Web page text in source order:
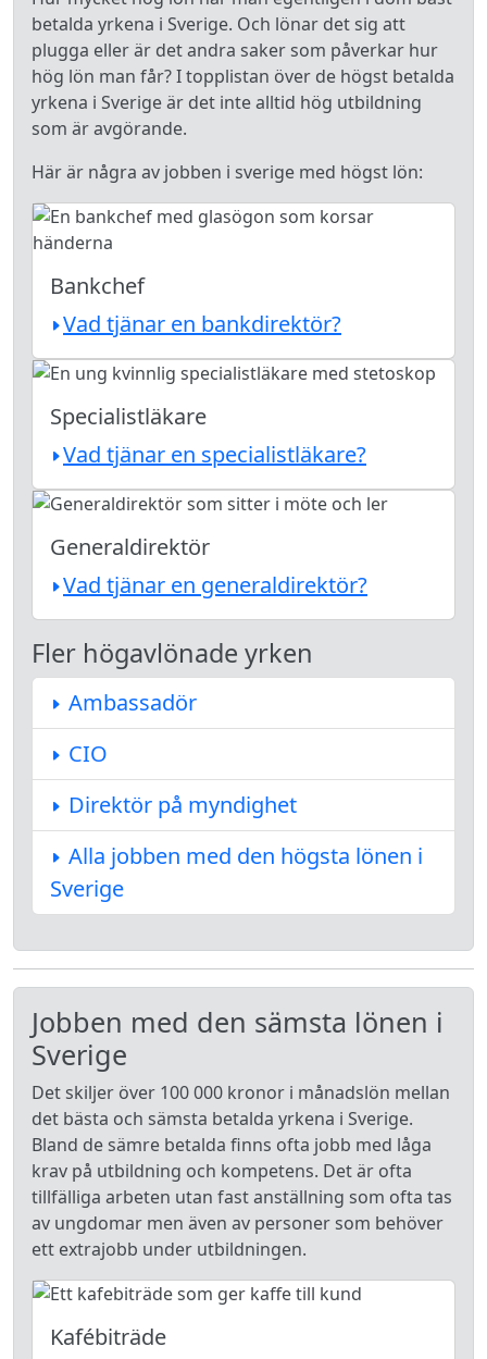
betalda yrkena i Sverige. Och lönar det sig att
plugga eller är det andra saker som påverkar hur
hög lön man får? I topplistan över de högst betalda
yrkena i Sverige är det inte alltid hög utbildning
som är avgörande.
Här är några av jobben i sverige med högst lön:
Bankchef
Vad tjänar en bankdirektör?
Specialistläkare
Vad tjänar en specialistläkare?
Generaldirektör
Vad tjänar en generaldirektör?
Fler högavlönade yrken
Ambassadör
CIO
Direktör på myndighet
Alla jobben med den högsta lönen i
Sverige
Jobben med den sämsta lönen i
Sverige
Det skiljer över 100 000 kronor i månadslön mellan
det bästa och sämsta betalda yrkena i Sverige.
Bland de sämre betalda finns ofta jobb med låga
krav på utbildning och kompetens. Det är ofta
tillfälliga arbeten utan fast anställning som ofta tas
av ungdomar men även av personer som behöver
ett extrajobb under utbildningen.
Kafébiträde